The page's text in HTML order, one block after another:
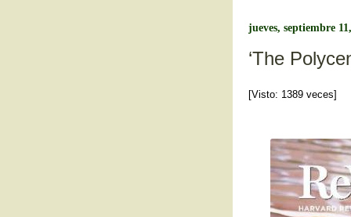
jueves, septiembre
‘The
[Visto: 1389 veces]